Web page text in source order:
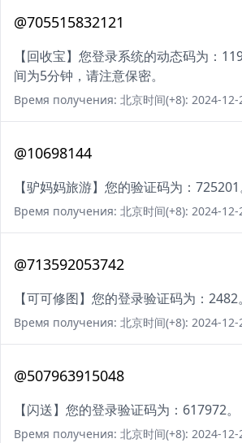
@705515832121
【回收宝】您登录系统的动态码为：
间为5分钟，请注意保密。
Время получения: 北京时间(+8): 2024-12-
@10698144
【驴妈妈旅游】您的验证码为：725201
Время получения: 北京时间(+8): 2024-12-
@713592053742
【可可修图】您的登录验证码为：2482。
Время получения: 北京时间(+8): 2024-12-
@507963915048
【闪送】您的登录验证码为：617972。
Время получения: 北京时间(+8): 2024-12-